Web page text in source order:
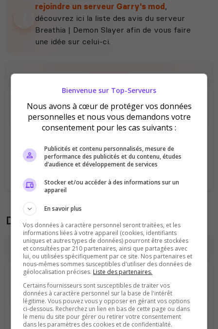
rejoindre un serveur Garry's mod,
découvrez ici la liste des avis du serveur
Breathia | Demon Slayer afin de vous faire
une idée sur celui-ci.
Il n'y a pas encore d'avis sur ce serveur.
Ambiance
Disponibilité
Donner son avis sur le serveur
Vous devez être connecté pour ajouter
un avis sur ce serveur !
Bienvenue sur Top-Serveurs
Nous avons à cœur de protéger vos données
personnelles et nous vous demandons votre
consentement pour les cas suivants :
Publicités et contenu personnalisés, mesure de
performance des publicités et du contenu, études
d’audience et développement de services
Stocker et/ou accéder à des informations sur un
appareil
En savoir plus
Vos données à caractère personnel seront traitées, et les
informations liées à votre appareil (cookies, identifiants
uniques et autres types de données) pourront être stockées
et consultées par 210 partenaires, ainsi que partagées avec
lui, ou utilisées spécifiquement par ce site. Nos partenaires et
nous-mêmes sommes susceptibles d'utiliser des données de
géolocalisation précises. Liste des partenaires.
Certains fournisseurs sont susceptibles de traiter vos
données à caractère personnel sur la base de l'intérêt
légitime. Vous pouvez vous y opposer en gérant vos options
ci-dessous. Recherchez un lien en bas de cette page ou dans
le menu du site pour gérer ou retirer votre consentement
dans les paramètres des cookies et de confidentialité.